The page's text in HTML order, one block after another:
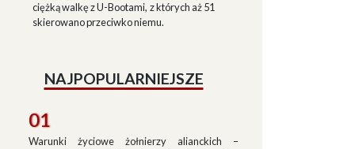
ciężką walkę z U-Bootami, z których aż 51
skierowano przeciwko niemu.
NAJPOPULARNIEJSZE
01
Warunki życiowe żołnierzy alianckich –